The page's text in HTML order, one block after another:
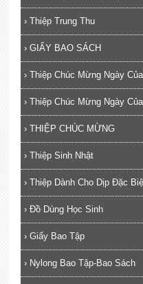
› Thiệp Trung Thu
› GIẤY BAO SÁCH
› Thiệp Chúc Mừng Ngày
› Thiệp Chúc Mừng Ngày
› THIỆP CHÚC MỪNG
› Thiệp Sinh Nhật
› Thiệp Dành Cho Dịp Đặc
› Đồ Dùng Học Sinh
› Giấy Bao Tập
› Nylong Bao Tập-Bao Sách